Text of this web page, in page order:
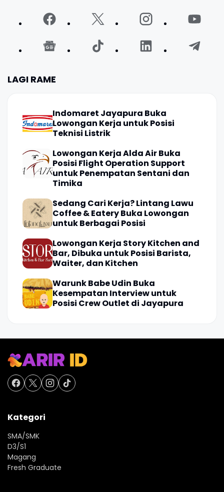
LAGI RAME
Indomaret Jayapura Buka
Lowongan Kerja untuk Posisi
Teknisi Listrik
Lowongan Kerja Alda Air Buka
Posisi Flight Operation Support
untuk Penempatan Sentani dan
Timika
Sedang Cari Kerja? Lintang Lawu
Coffee & Eatery Buka Lowongan
untuk Berbagai Posisi
Lowongan Kerja Story Kitchen and
Bar, Dibuka untuk Posisi Barista,
Waiter, dan Kitchen
Warunk Babe Udin Buka
Kesempatan Interview untuk
Posisi Crew Outlet di Jayapura
Kategori
SMA/SMK
D3/S1
Magang
Fresh Graduate